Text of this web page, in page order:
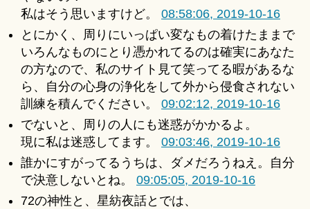
私はそう思いますけど。 08:58:06, 2019-10-16
とにかく、周りにいっぱい変なもの着けたままで
いろんなものにとり憑かれてるのは確実にあなた
の方なので、私のサイト見て笑ってる暇があるな
ら、自分の心身の浄化をして外から侵食されない
訓練を積んでください。 09:02:12, 2019-10-16
でないと、周りの人にも迷惑がかかるよ。
現に私は迷惑してます。 09:03:46, 2019-10-16
誰かにすがってるうちは、ダメだろうねえ。自分
で決意しないとね。 09:05:05, 2019-10-16
72の神性と、星紡夜話とでは、